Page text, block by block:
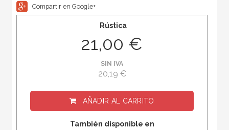
Compartir en Google+
Rústica
21,00 €
SIN IVA
20,19 €
AÑADIR AL CARRITO
También disponible en